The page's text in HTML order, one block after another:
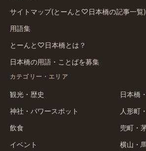
サイトマップ(とーんと♡日本橋の記事一覧)
用語集
とーんと♡日本橋とは？
日本橋の用語・ことばを募集
カテゴリー・エリア
観光・歴史
神社・パワースポット
飲食
イベント
日本橋
人形町
兜町・
横山・